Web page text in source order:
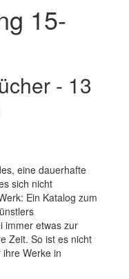
15-
- 13
eine dauerhafte
sich nicht
Ein Katalog zum
immer etwas zur
Zeit. So ist es nicht
Werke in